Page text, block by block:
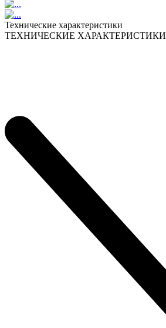
Технические характеристики
ТЕХНИЧЕСКИЕ ХАРАКТЕРИСТИКИ